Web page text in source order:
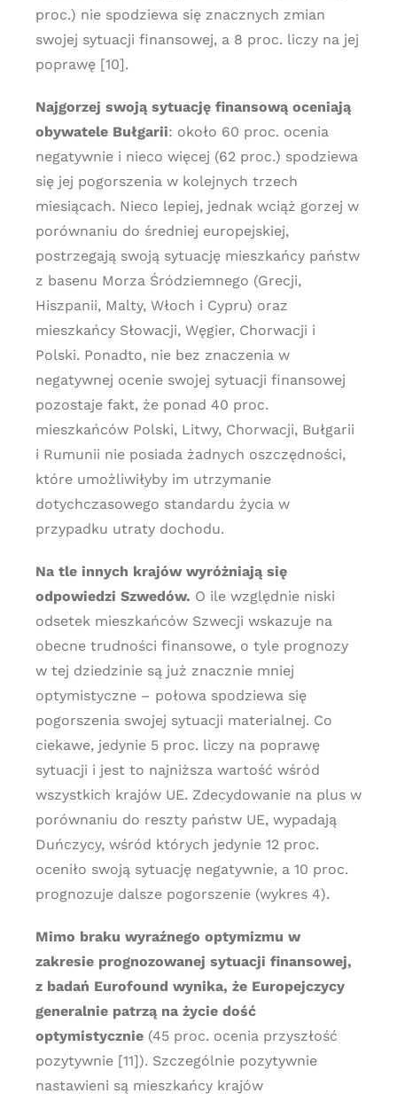
proc.) nie spodziewa się znacznych zmian
swojej sytuacji finansowej, a 8 proc. liczy na jej
poprawę [10].
Najgorzej swoją sytuację finansową oceniają
obywatele Bułgarii: około 60 proc. ocenia
negatywnie i nieco więcej (62 proc.) spodziewa
się jej pogorszenia w kolejnych trzech
miesiącach. Nieco lepiej, jednak wciąż gorzej w
porównaniu do średniej europejskiej,
postrzegają swoją sytuację mieszkańcy państw
z basenu Morza Śródziemnego (Grecji,
Hiszpanii, Malty, Włoch i Cypru) oraz
mieszkańcy Słowacji, Węgier, Chorwacji i
Polski. Ponadto, nie bez znaczenia w
negatywnej ocenie swojej sytuacji finansowej
pozostaje fakt, że ponad 40 proc.
mieszkańców Polski, Litwy, Chorwacji, Bułgarii
i Rumunii nie posiada żadnych oszczędności,
które umożliwiłyby im utrzymanie
dotychczasowego standardu życia w
przypadku utraty dochodu.
Na tle innych krajów wyróżniają się
odpowiedzi Szwedów. O ile względnie niski
odsetek mieszkańców Szwecji wskazuje na
obecne trudności finansowe, o tyle prognozy
w tej dziedzinie są już znacznie mniej
optymistyczne – połowa spodziewa się
pogorszenia swojej sytuacji materialnej. Co
ciekawe, jedynie 5 proc. liczy na poprawę
sytuacji i jest to najniższa wartość wśród
wszystkich krajów UE. Zdecydowanie na plus w
porównaniu do reszty państw UE, wypadają
Duńczycy, wśród których jedynie 12 proc.
oceniło swoją sytuację negatywnie, a 10 proc.
prognozuje dalsze pogorszenie (wykres 4).
Mimo braku wyraźnego optymizmu w
zakresie prognozowanej sytuacji finansowej,
z badań Eurofound wynika, że Europejczycy
generalnie patrzą na życie dość
optymistycznie(45 proc. ocenia przyszłość
pozytywnie [11]). Szczególnie pozytywnie
nastawieni są mieszkańcy krajów